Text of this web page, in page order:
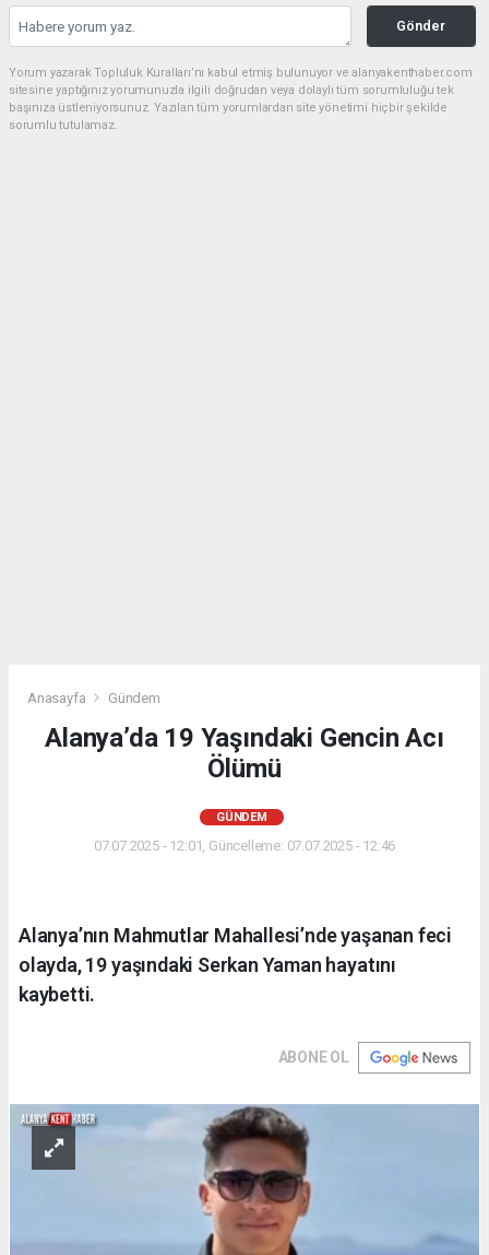
Gönder
Yorum yazarak Topluluk Kuralları’nı kabul etmiş bulunuyor ve alanyakenthaber.com
sitesine yaptığınız yorumunuzla ilgili doğrudan veya dolaylı tüm sorumluluğu tek
başınıza üstleniyorsunuz. Yazılan tüm yorumlardan site yönetimi hiçbir şekilde
sorumlu tutulamaz.
Anasayfa Gündem
Alanya’da 19 Yaşındaki Gencin Acı
Ölümü
GÜNDEM
07.07.2025 - 12:01, Güncelleme: 07.07.2025 - 12:46
Alanya’nın Mahmutlar Mahallesi’nde yaşanan feci
olayda, 19 yaşındaki Serkan Yaman hayatını
kaybetti.
ABONE OL